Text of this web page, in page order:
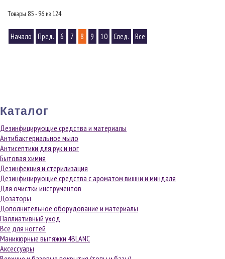
Товары 85 - 96 из 124
Начало Пред. 6 7 8 9 10 След. Все
Каталог
Дезинфицирующие средства и материалы
Антибактериальное мыло
Антисептики для рук и ног
Бытовая химия
Дезинфекция и стерилизация
Дезинфицирующие средства с ароматом вишни и миндаля
Для очистки инструментов
Дозаторы
Дополнительное оборудование и материалы
Паллиативный уход
Все для ногтей
Маникюрные вытяжки 4BLANC
Аксессуары